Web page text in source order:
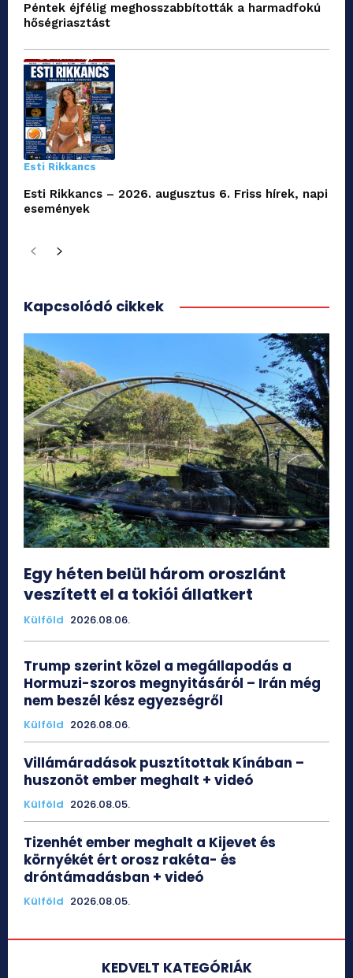
Péntek éjfélig meghosszabbították a harmadfokú
hőségriasztást
Esti Rikkancs
Esti Rikkancs – 2026. augusztus 6. Friss hírek, napi
események
Kapcsolódó cikkek
Egy héten belül három oroszlánt
veszített el a tokiói állatkert
Külföld 2026.08.06.
Trump szerint közel a megállapodás a
Hormuzi-szoros megnyitásáról – Irán még
nem beszél kész egyezségről
Külföld 2026.08.06.
Villámáradások pusztítottak Kínában –
huszonöt ember meghalt + videó
Külföld 2026.08.05.
Tizenhét ember meghalt a Kijevet és
környékét ért orosz rakéta- és
dróntámadásban + videó
Külföld 2026.08.05.
KEDVELT KATEGÓRIÁK